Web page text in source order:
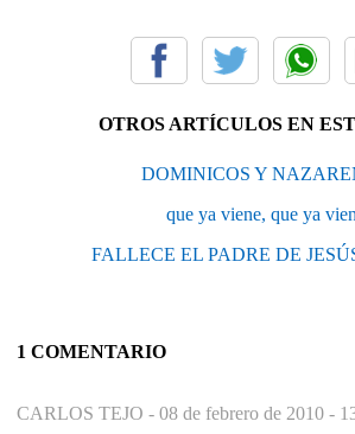
OTROS ARTÍCULOS EN
DOMINICOS Y
que ya viene, que ya
FALLECE EL PADRE DE
1 COMENTARIO
CARLOS TEJO - 08 de febrero de 2010 -